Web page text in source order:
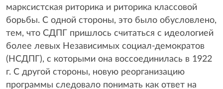
марксистская риторика и риторика классовой
борьбы. С одной стороны, это было обусловлено,
тем, что СДПГ пришлось считаться с идеологией
более левых Независимых социал-демократов
(НСДПГ), с которыми она воссоединилась в 1922
г. С другой стороны, новую реорганизацию
программы следовало понимать как ответ на